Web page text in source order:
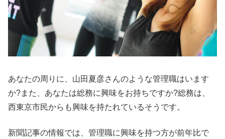
あなたの周りに、山田夏彦さんのような管理職はいます
か?また、あなたは総務に興味をお持ちですか?総務は、
西東京市民からも興味を持たれているそうです。
新聞記事の情報では、管理職に興味を持つ方が前年比で